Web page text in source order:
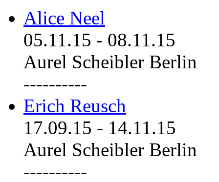
Alice Neel
05.11.15 - 08.11.15
Aurel Scheibler Berlin
----------
Erich Reusch
17.09.15 - 14.11.15
Aurel Scheibler Berlin
----------